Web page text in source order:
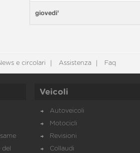
giovedi'
e circolari Assistenza Faq
Veicoli
Autoveicoli
Motocicli
Revisioni
Collaudi